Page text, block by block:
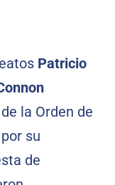
Patricio
la Orden de
su
de